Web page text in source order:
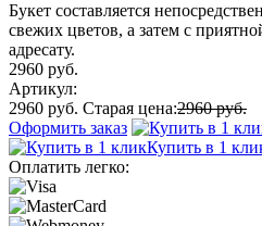
Букет составляется
свежих цветов, а затем с
адресату.
2960 руб.
Артикул:
2960 руб. Старая цена:2960 руб.
Оформить заказ
Купить в 1
Оплатить легко: